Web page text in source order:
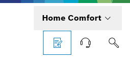
Home Comfort